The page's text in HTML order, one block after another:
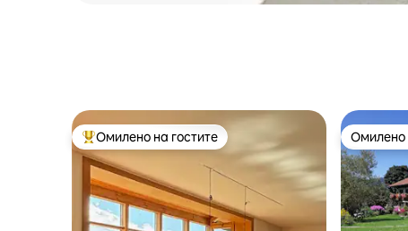
Меѓу најуспешните „Омилени на гостите“
Омилено на гостите Омилено
Омилено